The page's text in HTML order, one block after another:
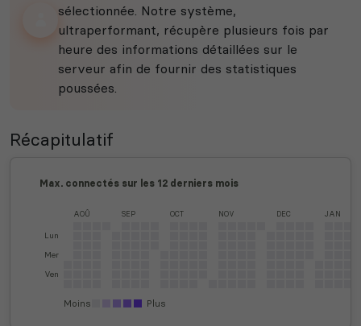
sélectionnée. Notre système,
ultraperformant, récupère plusieurs fois par
heure des informations détaillées sur le
serveur afin de fournir des statistiques
poussées.
Récapitulatif
Max. connectés sur les 12 derniers mois
Lun
Mer
Ven
AOÛ SEP OCT NOV DEC JAN
Moins Plus